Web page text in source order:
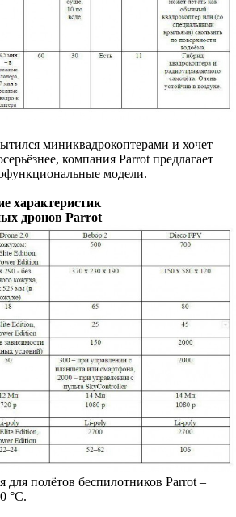
миниквадрокоптерами и хочет
компания Parrot предлагает
модели.
характеристик
дронов Parrot
полётов беспилотников Parrot –
°C.